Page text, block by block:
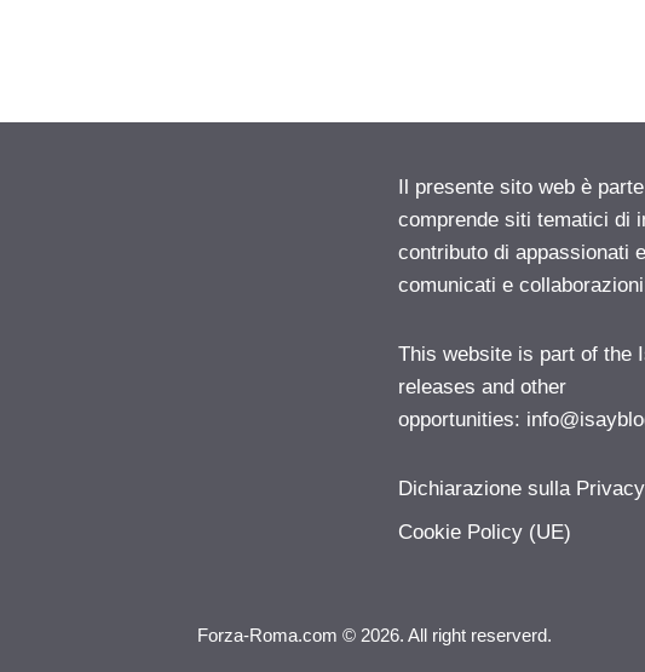
Il presente sito web è
comprende siti tematici di
contributo di appassionati
comunicati e
This website is part of the
releases and other
opportunities:
Dichiarazione sulla
Cookie Policy (UE)
Forza-Roma.com © 2026. All right reserverd.